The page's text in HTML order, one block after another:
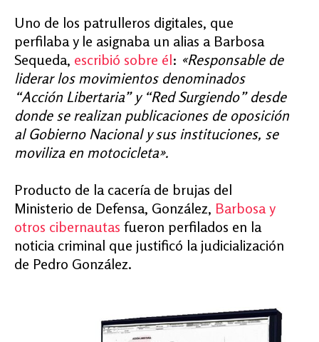
Uno de los patrulleros digitales, que
perfilaba y le asignaba un alias a Barbosa
Sequeda, escribió sobre él: «Responsable de
liderar los movimientos denominados
“Acción Libertaria” y “Red Surgiendo” desde
donde se realizan publicaciones de oposición
al Gobierno Nacional y sus instituciones, se
moviliza en motocicleta».
Producto de la cacería de brujas del
Ministerio de Defensa, González, Barbosa y
otros cibernautas fueron perfilados en la
noticia criminal que justificó la judicialización
de Pedro González.